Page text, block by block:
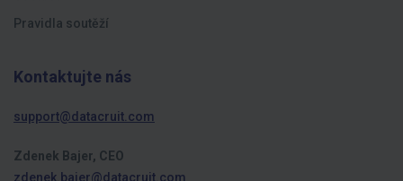
Pravidla soutěží
Kontaktujte nás
support@datacruit.com
Zdenek Bajer, CEO
zdenek.bajer@datacruit.com